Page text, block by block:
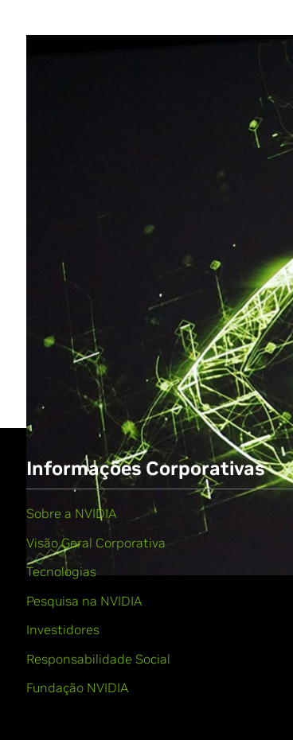
Informações Corporativas
Sobre a NVIDIA
Visão Geral Corporativa
Tecnologias
Pesquisa na NVIDIA
Investidores
Responsabilidade Social
Fundação NVIDIA